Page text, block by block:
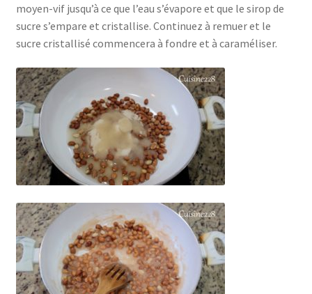
moyen-vif jusqu’à ce que l’eau s’évapore et que le sirop de
sucre s’empare et cristallise. Continuez à remuer et le
sucre cristallisé commencera à fondre et à caraméliser.